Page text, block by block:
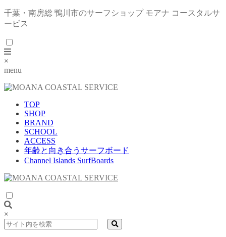
千葉・南房総 鴨川市のサーフショップ モアナ コースタルサ
ービス
×
menu
TOP
SHOP
BRAND
SCHOOL
ACCESS
年齢と向き合うサーフボード
Channel Islands SurfBoards
×